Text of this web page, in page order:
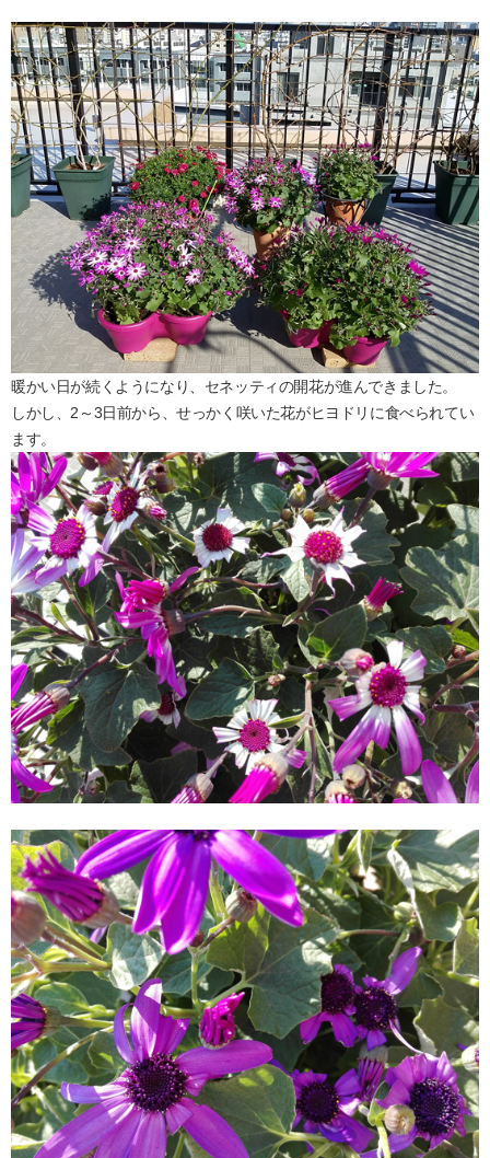
暖かい日が続くようになり、セネッティの開花が進んできました。
しかし、2～3日前から、せっかく咲いた花がヒヨドリに食べられてい
ます。